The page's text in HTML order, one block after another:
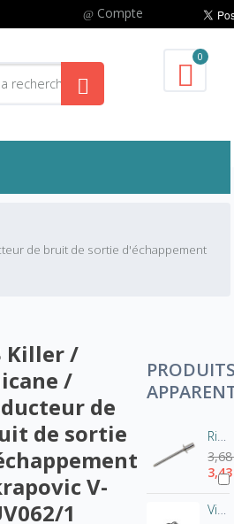
Compte
0
de bruit de sortie d'échappement
Killer /
/
de
de sortie
V-
1
Rivet pot Akrapovic-Inox P-BR1
Vis de fixation pour chicane Akrapovic - tête hexagonale